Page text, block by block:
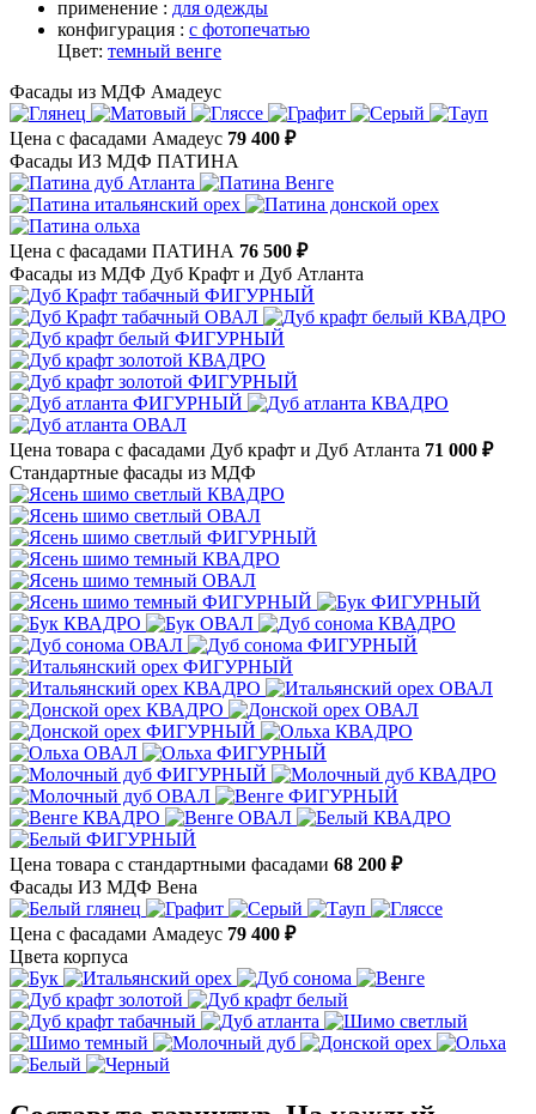
применение : для одежды
конфигурация : с фотопечатью
Цвет: темный венге
Фасады из МДФ Амадеус
Цена с фасадами Амадеус 79 400 ₽
Фасады ИЗ МДФ ПАТИНА
Цена с фасадами ПАТИНА 76 500 ₽
Фасады из МДФ Дуб Крафт и Дуб Атланта
Цена товара с фасадами Дуб крафт и Дуб Атланта 71 000 ₽
Стандартные фасады из МДФ
Цена товара с стандартными фасадами 68 200 ₽
Фасады ИЗ МДФ Вена
Цена с фасадами Амадеус 79 400 ₽
Цвета корпуса